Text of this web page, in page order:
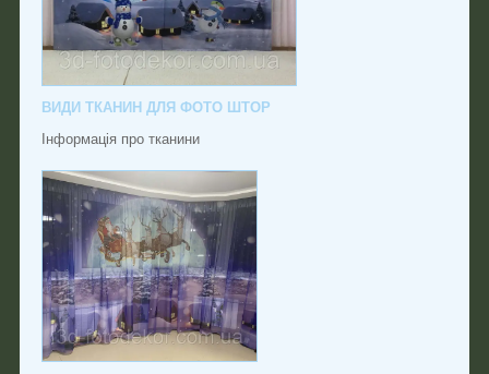
ВИДИ ТКАНИН ДЛЯ ФОТО ШТОР
Інформація про тканини